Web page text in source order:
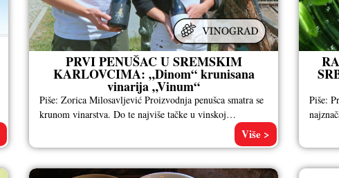
PRVI PENUŠAC U SREMSKIM
KARLOVCIMA: „Dinom“ krunisana
vinarija „Vinum“
Piše: Zorica Milosavljević Proizvodnja penušca smatra se
krunom vinarstva. Do te najviše tačke u vinskoj
Više >
Piše: